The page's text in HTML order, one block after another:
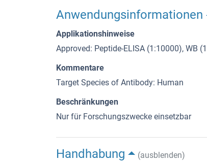
Anwendungsinformationen
Applikationshinweise
Approved: Peptide-ELISA (1:10000), WB
Kommentare
Target Species of Antibody: Human
Beschränkungen
Nur für Forschungszwecke einsetzbar
Handhabung
(ausblenden)